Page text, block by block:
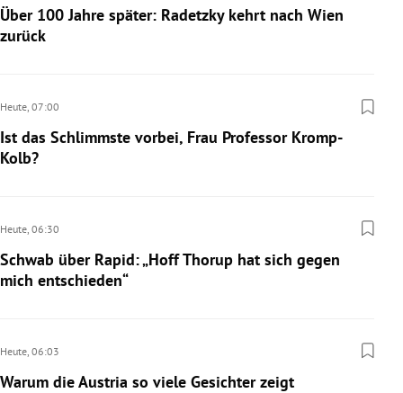
Über 100 Jahre später: Radetzky kehrt nach Wien
zurück
Heute, 07:00
Ist das Schlimmste vorbei, Frau Professor Kromp-
Kolb?
Heute, 06:30
Schwab über Rapid: „Hoff Thorup hat sich gegen
mich entschieden“
Heute, 06:03
Warum die Austria so viele Gesichter zeigt